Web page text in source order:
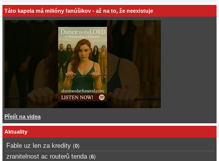
Táto kapela má milióny fanúšikov - až na to, že neexistuje
Přejít na videa
Aktuality
Fable uz len za kredity (0)
zranitelnost ac routerů tenda (6)